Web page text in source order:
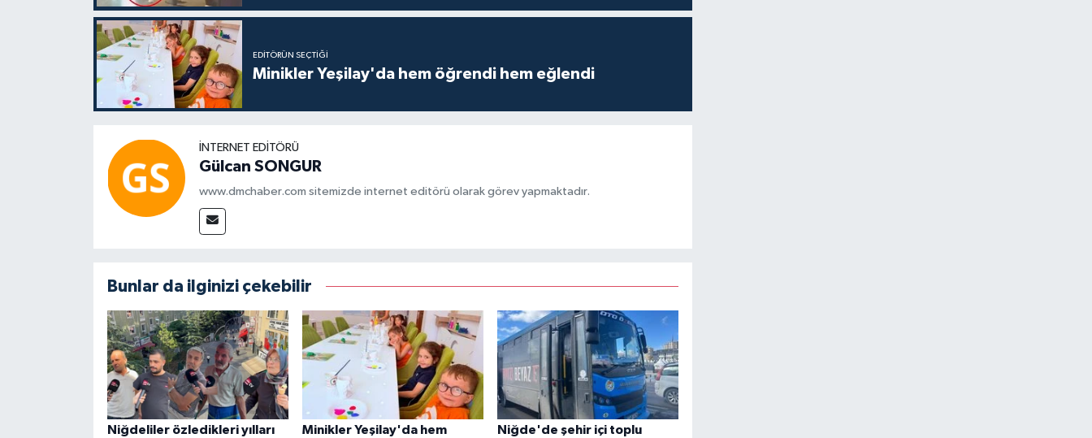
EDITÖRÜN SEÇTIĞI
Minikler Yeşilay'da hem öğrendi hem eğlendi
İNTERNET EDITÖRÜ
Gülcan SONGUR
www.dmchaber.com sitemizde internet editörü olarak görev yapmaktadır.
Bunlar da ilginizi çekebilir
Niğdeliler özledikleri yılları
Minikler Yeşilay'da hem
Niğde'de şehir içi toplu